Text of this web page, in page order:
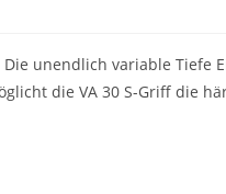
unendlich variable Tiefe
die VA 30 S-Griff die